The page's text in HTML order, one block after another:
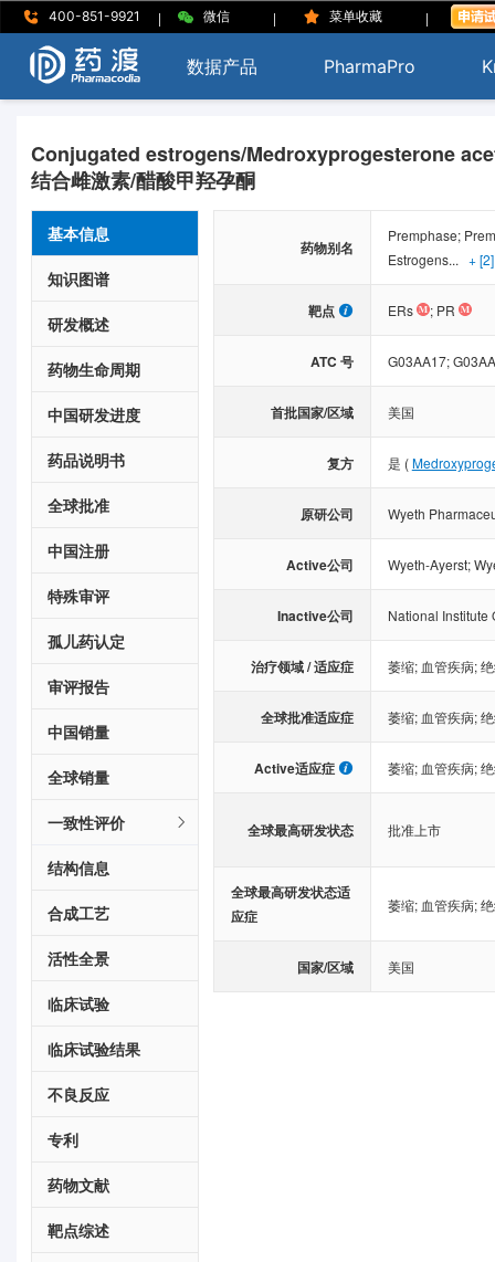
400-851-9921 | 微信 | 菜单收藏 |
数据产品 PharmaPro
Conjugated estrogens/Medroxyprogesterone
结合雌激素/醋酸甲羟孕酮
基本信息
知识图谱
研发概述
药物生命周期
中国研发进度
药品说明书
全球批准
中国注册
特殊审评
孤儿药认定
审评报告
中国销量
全球销量
一致性评价
结构信息
合成工艺
活性全景
临床试验
临床试验结果
不良反应
专利
药物文献
靶点综述
药物别名
Premphase;
Estrogens... + [2]
靶点 ERs ; PR
ATC 号 G03AA17;
首批国家/区域 美国
复方 是 (
原研公司 Wyeth
Active公司 Wyeth-Ayerst;
Inactive公司 National Institute
治疗领域 / 适应症 萎缩; 血管疾病;
全球批准适应症 萎缩; 血管疾病;
Active适应症 萎缩; 血管疾病;
全球最高研发状态 批准上市
全球最高研发状态适
应症
萎缩; 血管疾病;
国家/区域 美国